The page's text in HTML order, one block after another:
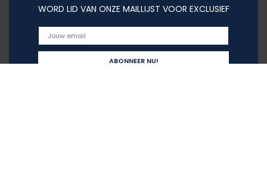
WORD LID VAN ONZE MAILLIJST VOOR EXCLUSIEF